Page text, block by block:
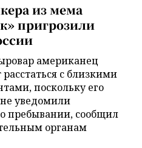
из мема
пригрозили
американец
с близкими
поскольку его
уведомили
пребывании, сообщил
органам